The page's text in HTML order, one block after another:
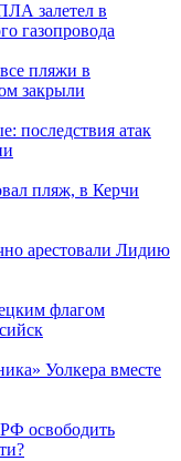
залетел в
газопровода
пляжи в
закрыли
последствия атак
пляж, в Керчи
арестовали Лидию
флагом
Уолкера вместе
освободить